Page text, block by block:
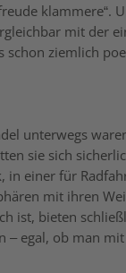
klammere“.
mit der
schon ziemlich
unterwegs
sie sich
einer für
mit ihren
ist, bieten
– egal, ob man